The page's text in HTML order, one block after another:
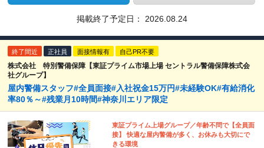
掲載終了予定日： 2026.08.24
終了間近 正社員 面接情報有 自己PR不要
株式会社 特別警備保障【東証プライム市場上場 セントラル警備保障株式会
社グループ】
屋内警備スタッフ#全員面接#入社祝金15万円#未経験OK#有給消化
率80％～#残業月10時間#神奈川エリア限定
東証プライム上場グループ／年齢不問で【全員面
接】 快適な屋内警備が多く、お休みも大切にで
きる環境